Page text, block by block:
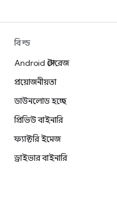
বিল্ড
Android স্টোরেজ
প্রয়োজনীয়তা
ডাউনলোড হচ্ছে
প্রিভিউ বাইনারি
ফ্যাক্টরি ইমেজ
ড্রাইভার বাইনারি